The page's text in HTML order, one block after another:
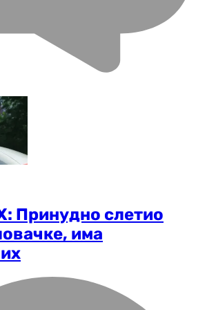
Принудно слетио
има